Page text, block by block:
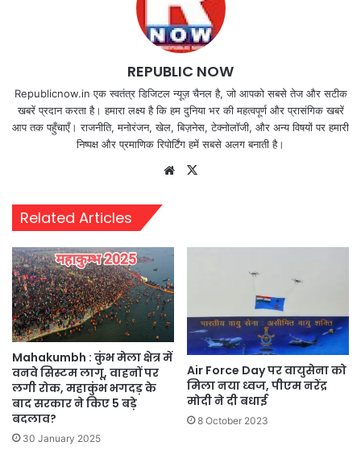
REPUBLIC NOW
Republicnow.in एक स्वतंत्र डिजिटल न्यूज़ चैनल है, जो आपको सबसे तेज और सटीक
खबरें प्रदान करता है। हमारा लक्ष्य है कि हम दुनिया भर की महत्वपूर्ण और प्रासंगिक खबरें
आप तक पहुँचाएँ। राजनीति, मनोरंजन, खेल, बिज़नेस, टेक्नोलॉजी, और अन्य विषयों पर हमारी
निष्पक्ष और प्रमाणिक रिपोर्टिंग हमें सबसे अलग बनाती है।
Website
Related Articles
Mahakumbh : कुंभ मेला क्षेत्र में
वनवे सिस्टम लागू, वाहनों पर
लगी रोक, महाकुंभ भगदड़ के
बाद सरकार ने किए 5 बड़े
बदलाव?
30 January 2025
Air Force Day पर वायुसेना को
म‍िला नया ध्वज, पीएम नरेंद्र
मोदी ने दी बधाई
8 October 2023